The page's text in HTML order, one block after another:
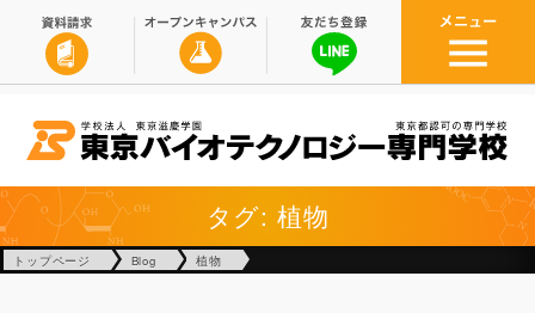
タグ: 植物
トップページ Blog 植物